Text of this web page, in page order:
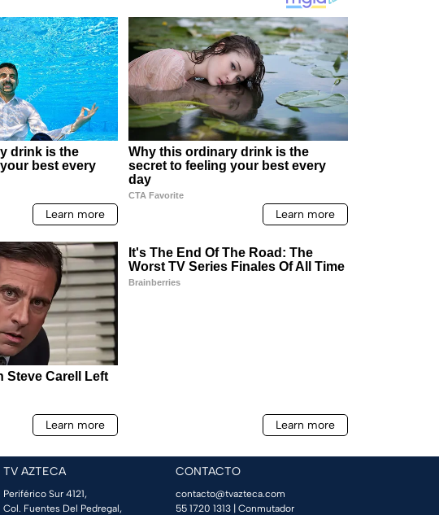
TV AZTECA
Periférico Sur 4121,
Col. Fuentes Del Pedregal,
CONTACTO
contacto@tvazteca.com
55 1720 1313 | Conmutador